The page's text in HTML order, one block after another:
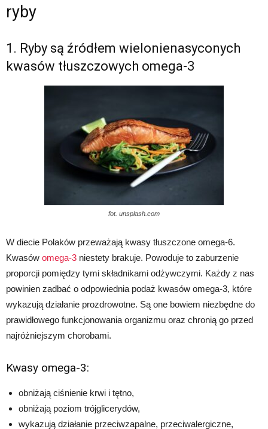
ryby
1. Ryby są źródłem wielonienasyconych
kwasów tłuszczowych omega-3
fot. unsplash.com
W diecie Polaków przeważają kwasy tłuszczone omega-6.
Kwasów omega-3 niestety brakuje. Powoduje to zaburzenie
proporcji pomiędzy tymi składnikami odżywczymi. Każdy z nas
powinien zadbać o odpowiednia podaż kwasów omega-3, które
wykazują działanie prozdrowotne. Są one bowiem niezbędne do
prawidłowego funkcjonowania organizmu oraz chronią go przed
najróżniejszym chorobami.
Kwasy omega-3:
obniżają ciśnienie krwi i tętno,
obniżają poziom trójglicerydów,
wykazują działanie przeciwzapalne, przeciwalergiczne,